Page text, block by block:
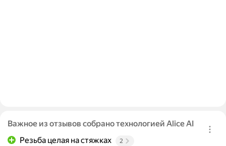
Важное из отзывов собрано технологией Alice AI
Резьба целая на стяжках
2